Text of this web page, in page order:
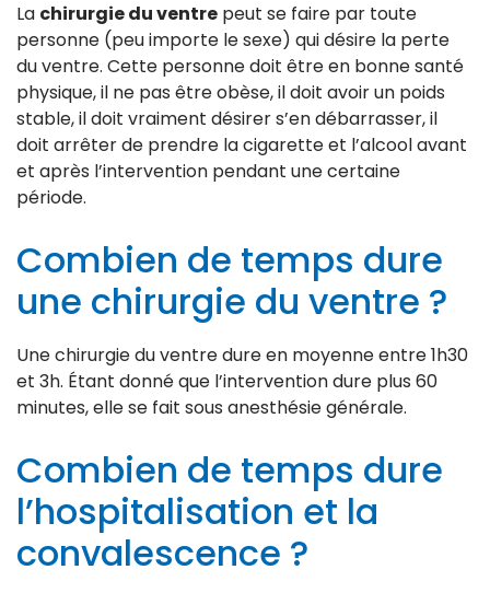
La chirurgie du ventre peut se faire par toute
personne (peu importe le sexe) qui désire la perte
du ventre. Cette personne doit être en bonne santé
physique, il ne pas être obèse, il doit avoir un poids
stable, il doit vraiment désirer s’en débarrasser, il
doit arrêter de prendre la cigarette et l’alcool avant
et après l’intervention pendant une certaine
période.
Combien de temps dure
une chirurgie du ventre ?
Une chirurgie du ventre dure en moyenne entre 1h30
et 3h. Étant donné que l’intervention dure plus 60
minutes, elle se fait sous anesthésie générale.
Combien de temps dure
l’hospitalisation et la
convalescence ?